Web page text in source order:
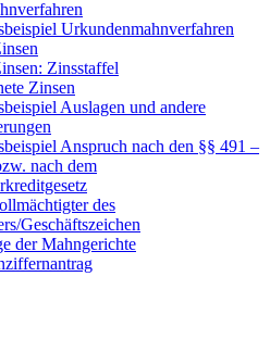
Urkundenmahnverfahren
Zinsstaffel
Zinsen
Auslagen und andere
Anspruch nach den §§ 491 –
nach dem
des
Geschäftszeichen
der Mahngerichte